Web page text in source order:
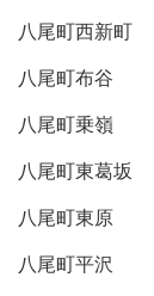
八尾町西新町
八尾町布谷
八尾町乗嶺
八尾町東葛坂
八尾町東原
八尾町平沢